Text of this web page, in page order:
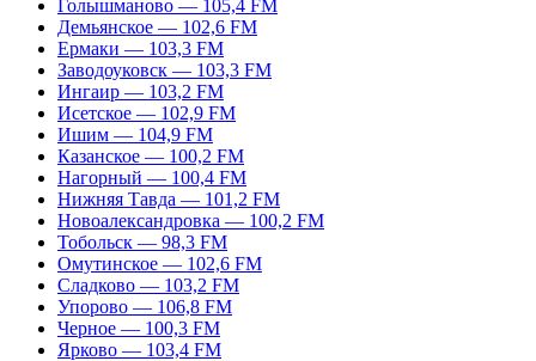
Голышманово — 105,4 FM
Демьянское — 102,6 FM
Ермаки — 103,3 FM
Заводоуковск — 103,3 FM
Ингаир — 103,2 FM
Исетское — 102,9 FM
Ишим — 104,9 FM
Казанское — 100,2 FM
Нагорный — 100,4 FM
Нижняя Тавда — 101,2 FM
Новоалександровка — 100,2 FM
Тобольск — 98,3 FM
Омутинское — 102,6 FM
Сладково — 103,2 FM
Упорово — 106,8 FM
Черное — 100,3 FM
Ярково — 103,4 FM